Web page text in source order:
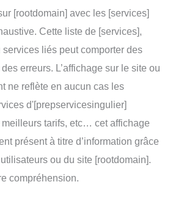
[rootdomain] avec les [services]
Cette liste de [services],
services liés peut comporter des
erreurs. L’affichage sur le site ou
ne reflète en aucun cas les
d'[prepservicesingulier]
meilleurs tarifs, etc… cet affichage
présent à titre d’information grâce
ou du site [rootdomain].
compréhension.